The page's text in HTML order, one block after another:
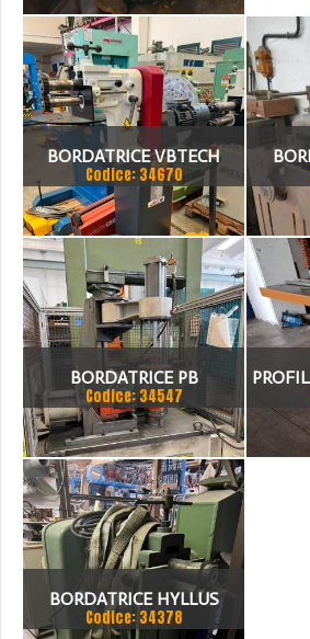
BORDATRICE VBTECH
Codice: 34670
BORDATRICE PB
ENGINEERING
Codice: 34547
BORDATRICE HYLLUS
Codice: 34378